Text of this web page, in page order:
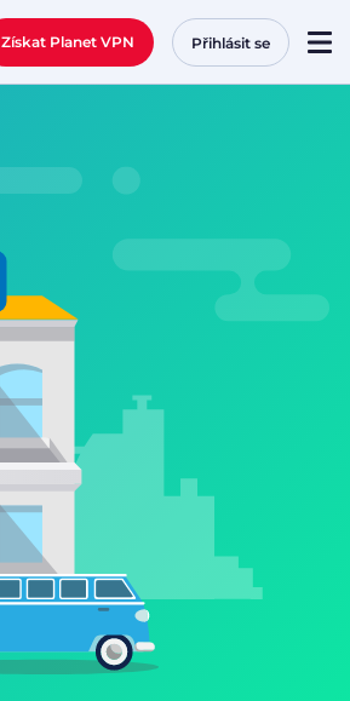
Získat Planet VPN Přihlásit se